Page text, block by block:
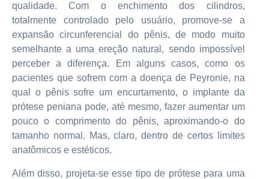
qualidade. Com o enchimento dos cilindros,
totalmente controlado pelo usuário, promove-se a
expansão circunferencial do pênis, de modo muito
semelhante a uma ereção natural, sendo impossível
perceber a diferença. Em alguns casos, como os
pacientes que sofrem com a doença de Peyronie, na
qual o pênis sofre um encurtamento, o implante da
prótese peniana pode, até mesmo, fazer aumentar um
pouco o comprimento do pênis, aproximando-o do
tamanho normal. Mas, claro, dentro de certos limites
anatômicos e estéticos.
Além disso, projeta-se esse tipo de prótese para uma